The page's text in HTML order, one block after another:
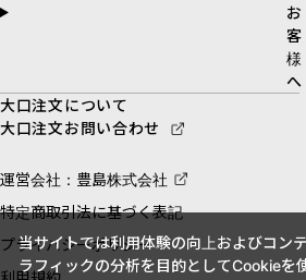
お
客
様
へ
大口注文について
大口注文お問い合わせ
運営会社：豊島株式会社
特定商取引法に基づく表記
プライバシーポリシー
当サイトでは利用体験の向上およびコン
ラフィックの分析を目的としてCookieを